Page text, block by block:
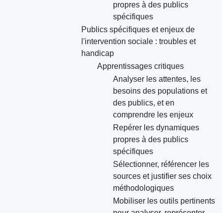
propres à des publics
spécifiques
Publics spécifiques et enjeux de
l'intervention sociale : troubles et
handicap
Apprentissages critiques
Analyser les attentes, les
besoins des populations et
des publics, et en
comprendre les enjeux
Repérer les dynamiques
propres à des publics
spécifiques
Sélectionner, référencer les
sources et justifier ses choix
méthodologiques
Mobiliser les outils pertinents